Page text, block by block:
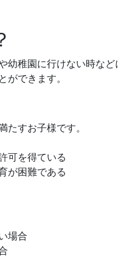
幼稚園に行けない時な
ができます。
すお子様です。
可を得ている
が困難である
場合